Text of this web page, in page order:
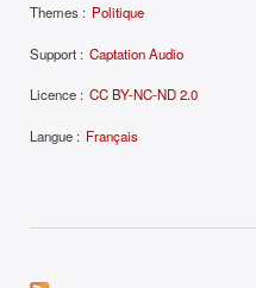
Themes : Politique
Support : Captation Audio
Licence : CC BY-NC-ND 2.0
Langue : Français